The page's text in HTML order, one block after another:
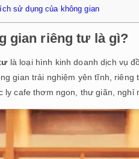
sử dụng của không gian
gian riêng tư là gì?
là loại hình kinh doanh dịch vụ
gian trải nghiệm yên tĩnh,
cafe thơm ngon, thư giãn, nghỉ